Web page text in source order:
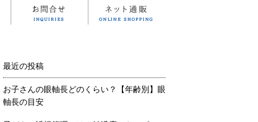
最近の投稿
お子さんの眼軸長どのくらい？【年齢別】眼
軸長の目安